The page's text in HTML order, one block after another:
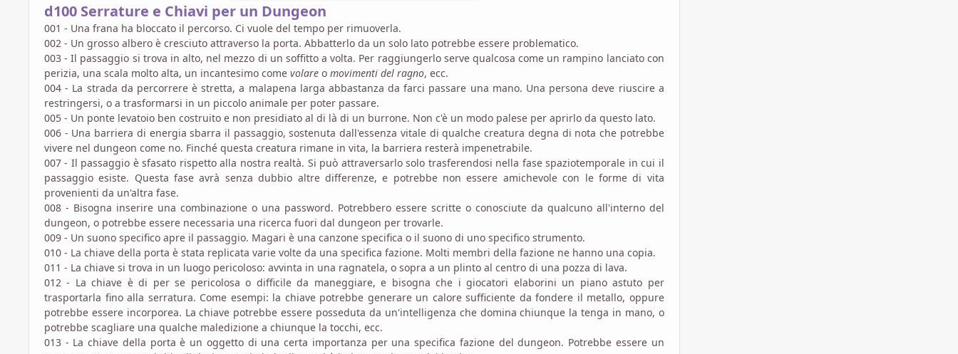
d100 Serrature e Chiavi per un Dungeon
001 - Una frana ha bloccato il percorso. Ci vuole del tempo per rimuoverla.
002 - Un grosso albero è cresciuto attraverso la porta. Abbatterlo da un solo lato potrebbe essere problematico.
003 - Il passaggio si trova in alto, nel mezzo di un soffitto a volta. Per raggiungerlo serve qualcosa come un rampino lanciato con
perizia, una scala molto alta, un incantesimo come volare o movimenti del ragno, ecc.
004 - La strada da percorrere è stretta, a malapena larga abbastanza da farci passare una mano. Una persona deve riuscire a
restringersi, o a trasformarsi in un piccolo animale per poter passare.
005 - Un ponte levatoio ben costruito e non presidiato al di là di un burrone. Non c'è un modo palese per aprirlo da questo lato.
006 - Una barriera di energia sbarra il passaggio, sostenuta dall'essenza vitale di qualche creatura degna di nota che potrebbe
vivere nel dungeon come no. Finché questa creatura rimane in vita, la barriera resterà impenetrabile.
007 - Il passaggio è sfasato rispetto alla nostra realtà. Si può attraversarlo solo trasferendosi nella fase spaziotemporale in cui il
passaggio esiste. Questa fase avrà senza dubbio altre differenze, e potrebbe non essere amichevole con le forme di vita
provenienti da un'altra fase.
008 - Bisogna inserire una combinazione o una password. Potrebbero essere scritte o conosciute da qualcuno all'interno del
dungeon, o potrebbe essere necessaria una ricerca fuori dal dungeon per trovarle.
009 - Un suono specifico apre il passaggio. Magari è una canzone specifica o il suono di uno specifico strumento.
010 - La chiave della porta è stata replicata varie volte da una specifica fazione. Molti membri della fazione ne hanno una copia.
011 - La chiave si trova in un luogo pericoloso: avvinta in una ragnatela, o sopra a un plinto al centro di una pozza di lava.
012 - La chiave è di per se pericolosa o difficile da maneggiare, e bisogna che i giocatori elaborini un piano astuto per
trasportarla fino alla serratura. Come esempi: la chiave potrebbe generare un calore sufficiente da fondere il metallo, oppure
potrebbe essere incorporea. La chiave potrebbe essere posseduta da un'intelligenza che domina chiunque la tenga in mano, o
potrebbe scagliare una qualche maledizione a chiunque la tocchi, ecc.
013 - La chiave della porta è un oggetto di una certa importanza per una specifica fazione del dungeon. Potrebbe essere un